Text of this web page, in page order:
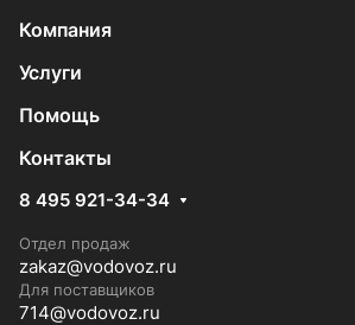
Компания
Услуги
Помощь
Контакты
8 495 921-34-34
Отдел продаж
zakaz@vodovoz.ru
Для поставщиков
714@vodovoz.ru